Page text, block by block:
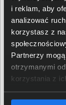
i reklam, aby
analizować
korzystasz z
Partnerzy
otrzymanymi
korzystania z
Symbol tuszu /
Wydajność
urządzeniami